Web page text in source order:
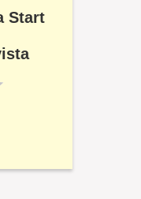
Start